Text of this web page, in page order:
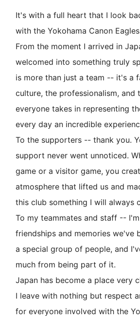
It's with a full heart that I look
with the Yokohama Canon
From the moment I arrived in
welcomed into something truly
is more than just a team -- it's a
culture, the professionalism, and
everyone takes in representing
every day an incredible
To the supporters -- thank you.
support never went unnoticed.
game or a visitor game, you
atmosphere that lifted us and
this club something I will always
To my teammates and staff --
friendships and memories we've
a special group of people, and
much from being part of it.
Japan has become a place very
I leave with nothing but respect
for everyone involved with the